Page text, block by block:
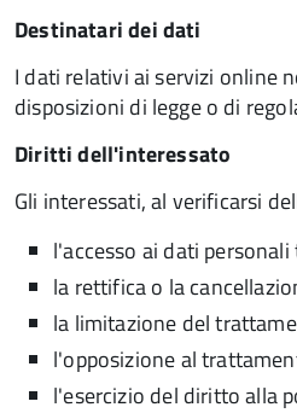
Destinatari dei dati
I dati relativi ai servizi online
disposizioni di legge o di
Diritti dell'interessato
Gli interessati, al verificarsi
l'accesso ai dati
la rettifica o la
la limitazione del
l'opposizione al
l'esercizio del diritto alla